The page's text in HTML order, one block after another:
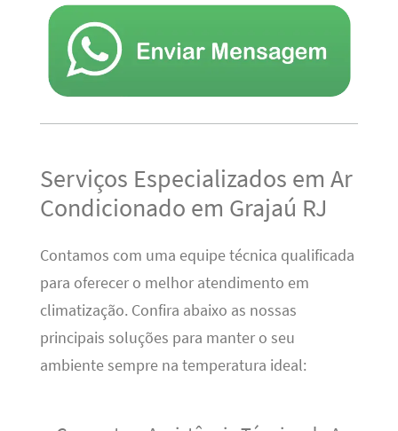
Serviços Especializados em Ar
Condicionado em Grajaú RJ
Contamos com uma equipe técnica qualificada
para oferecer o melhor atendimento em
climatização. Confira abaixo as nossas
principais soluções para manter o seu
ambiente sempre na temperatura ideal: